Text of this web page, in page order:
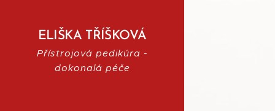
ELIŠKA TŘÍŠKOVÁ
Přístrojová pedikúra -
dokonalá péče